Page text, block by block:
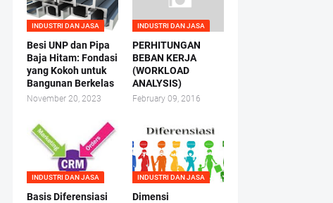
INDUSTRI DAN JASA
Besi UNP dan Pipa
Baja Hitam: Fondasi
yang Kokoh untuk
Bangunan Berkelas
November 20, 2023
INDUSTRI DAN JASA
PERHITUNGAN
BEBAN KERJA
(WORKLOAD
ANALYSIS)
February 09, 2016
INDUSTRI DAN JASA
Basis Diferensiasi
INDUSTRI DAN JASA
Dimensi